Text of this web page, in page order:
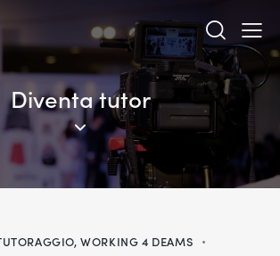
Diventa tutor
,WORKING 4 DEAMS